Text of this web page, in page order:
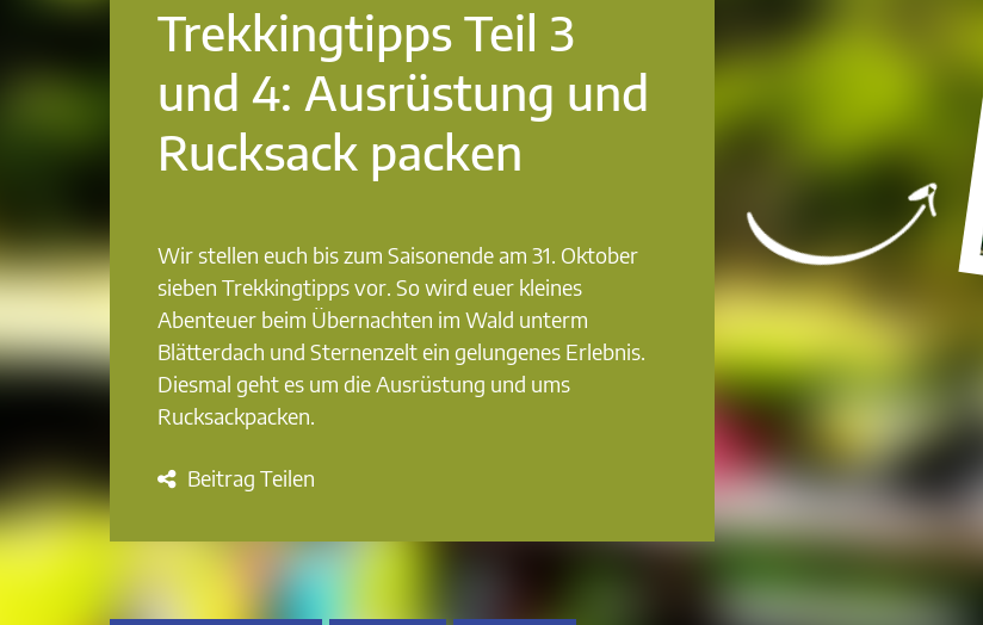
Trekkingtipps Teil 3
und 4: Ausrüstung und
Rucksack packen
Wir stellen euch bis zum Saisonende am 31. Oktober
sieben Trekkingtipps vor. So wird euer kleines
Abenteuer beim Übernachten im Wald unterm
Blätterdach und Sternenzelt ein gelungenes Erlebnis.
Diesmal geht es um die Ausrüstung und ums
Rucksackpacken.
Beitrag Teilen